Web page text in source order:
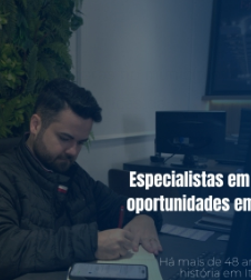
de obras no município,
históricas da
serviços, que prometem